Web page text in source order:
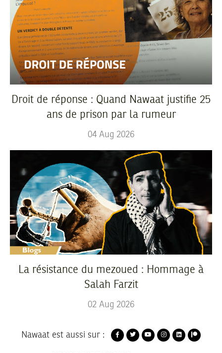
Droit de réponse : Quand Nawaat justifie 25
ans de prison par la rumeur
04 Aug 2026
La résistance du mezoued : Hommage à
Salah Farzit
02 Aug 2026
Nawaat est aussi sur :